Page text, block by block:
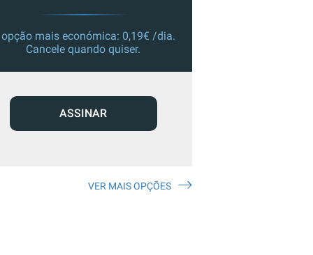
mais económica: 0,19€ /dia.
Cancele quando quiser.
ASSINAR
VER MAIS OPÇÕES